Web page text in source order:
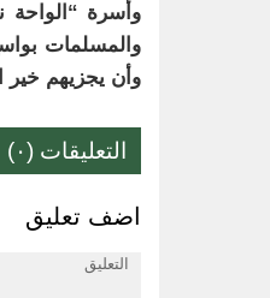
وأسرة “الواحة
والمسلمات
وأن يجزيهم خير
التعليقات (٠)
اضف تعليق